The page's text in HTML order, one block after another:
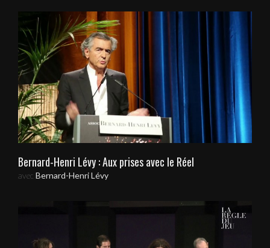
Bernard-Henri Lévy : Aux prises avec le Réel
avec Bernard-Henri Lévy